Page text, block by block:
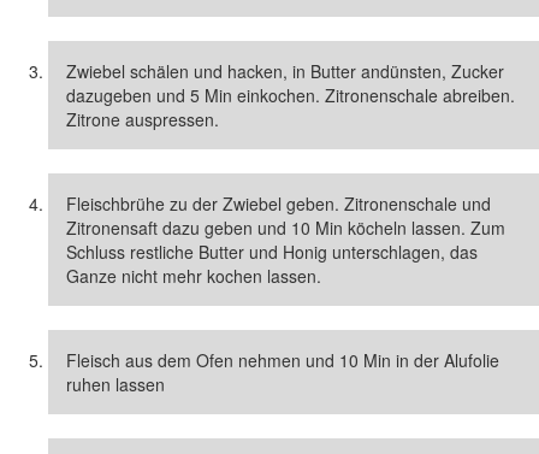
Zwiebel schälen und hacken, in Butter andünsten, Zucker
dazugeben und 5 Min einkochen. Zitronenschale abreiben.
Zitrone auspressen.
Fleischbrühe zu der Zwiebel geben. Zitronenschale und
Zitronensaft dazu geben und 10 Min köcheln lassen. Zum
Schluss restliche Butter und Honig unterschlagen, das
Ganze nicht mehr kochen lassen.
Fleisch aus dem Ofen nehmen und 10 Min in der Alufolie
ruhen lassen